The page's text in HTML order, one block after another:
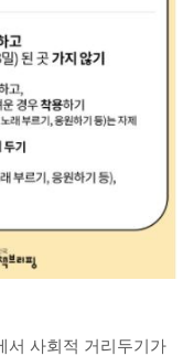
서 사회적 거리두기가